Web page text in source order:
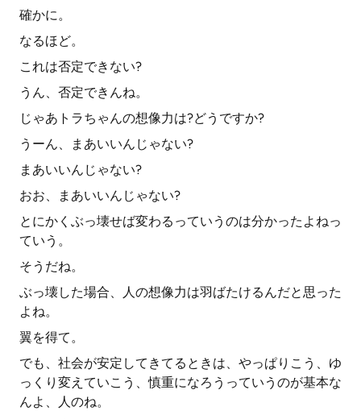
確かに。
なるほど。
これは否定できない?
うん、否定できんね。
じゃあトラちゃんの想像力は?どうですか?
うーん、まあいいんじゃない?
まあいいんじゃない?
おお、まあいいんじゃない?
とにかくぶっ壊せば変わるっていうのは分かったよねっ
ていう。
そうだね。
ぶっ壊した場合、人の想像力は羽ばたけるんだと思った
よね。
翼を得て。
でも、社会が安定してきてるときは、やっぱりこう、ゆ
っくり変えていこう、慎重になろうっていうのが基本な
んよ、人のね。